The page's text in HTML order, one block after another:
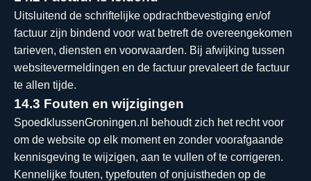
Uitsluitend de schriftelijke opdrachtbevestiging en/of
factuur zijn bindend voor wat betreft de overeengekomen
tarieven, diensten en voorwaarden. Bij afwijking tussen
websitevermeldingen en de factuur prevaleert de factuur
te allen tijde.
14.3 Fouten en wijzigingen
SpoedklussenGroningen.nl behoudt zich het recht voor
om de website op elk moment en zonder voorafgaande
kennisgeving te wijzigen, aan te vullen of te corrigeren.
Kennelijke fouten, typefouten of onjuistheden op de